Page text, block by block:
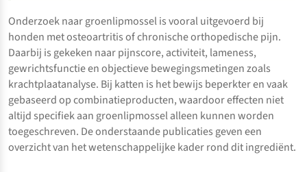
Onderzoek naar groenlipmossel is vooral uitgevoerd bij
honden met osteoartritis of chronische orthopedische pijn.
Daarbij is gekeken naar pijnscore, activiteit, lameness,
gewrichtsfunctie en objectieve bewegingsmetingen zoals
krachtplaatanalyse. Bij katten is het bewijs beperkter en vaak
gebaseerd op combinatieproducten, waardoor effecten niet
altijd specifiek aan groenlipmossel alleen kunnen worden
toegeschreven. De onderstaande publicaties geven een
overzicht van het wetenschappelijke kader rond dit ingrediënt.